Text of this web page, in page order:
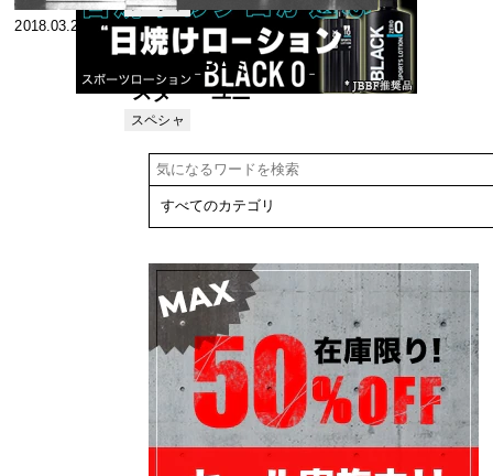
くパンピン
グ・アイアン
より>
スペシャ
リスト
2018.03.26
’75NABBAミ
スター・ユニ
バースコンテ
スペシャ